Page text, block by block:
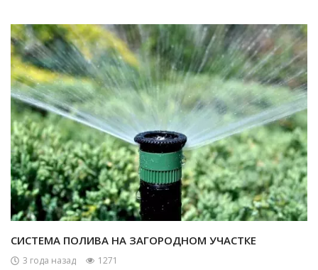
СИСТЕМА ПОЛИВА НА ЗАГОРОДНОМ УЧАСТКЕ
3 года назад
1271